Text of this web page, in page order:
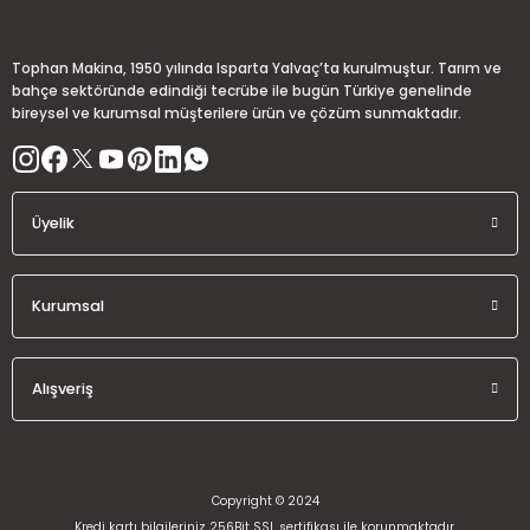
Bu ürüne benzer farklı alternatifler olmalı.
Tophan Makina, 1950 yılında Isparta Yalvaç’ta kurulmuştur. Tarım ve
bahçe sektöründe edindiği tecrübe ile bugün Türkiye genelinde
bireysel ve kurumsal müşterilere ürün ve çözüm sunmaktadır.
Üyelik
Kurumsal
Alışveriş
Copyright © 2024